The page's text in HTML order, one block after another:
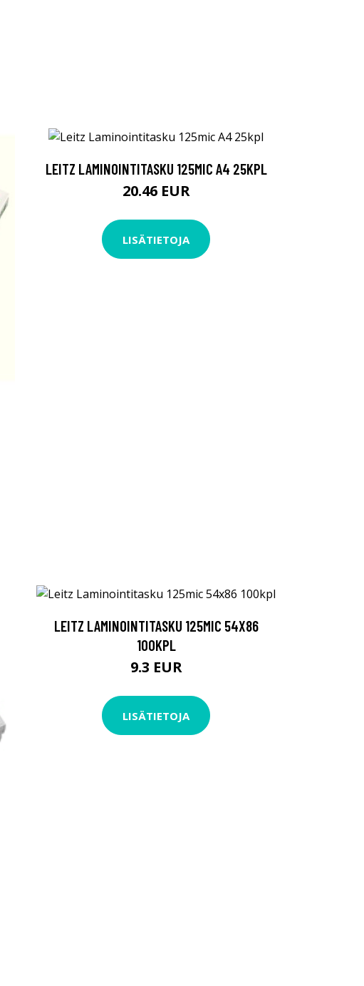
LEITZ LAMINOINTITASKU 125MIC A4 25KPL
20.46 EUR
LISÄTIETOJA
LEITZ LAMINOINTITASKU 125MIC 54X86
100KPL
9.3 EUR
LISÄTIETOJA